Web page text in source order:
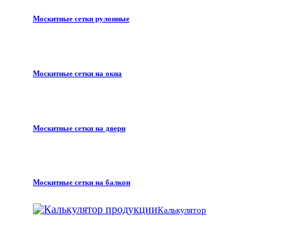
Москитные сетки рулонные
Москитные сетки на окна
Москитные сетки на двери
Москитные сетки на балкон
Калькулятор